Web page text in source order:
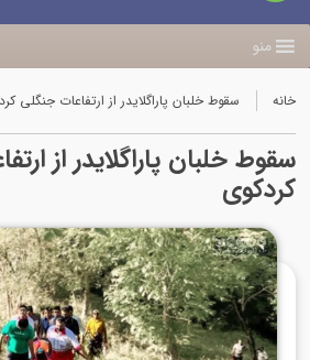
منو
خانه سقوط خلبان پاراگلایدر از ارتفاعات جنگلی
سقوط خلبان پاراگلایدر از
کردکوی